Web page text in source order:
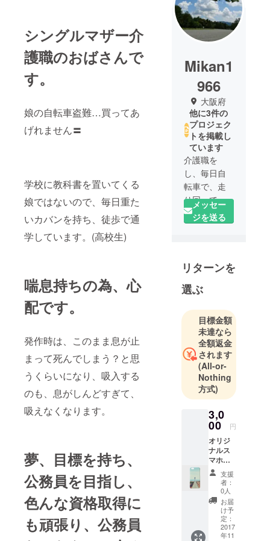
シングルマザー介
護職のおばさんで
す。
娘の自転車盗難…買ってあ
げれません〓
学校に教科書を置いてくる
娘ではないので、毎日重た
いカバンを持ち、徒歩で通
学しています。(高校生)
喘息持ちの為、心
配です。
発作時は、このまま息が止
まって死んでしまう？と思
うくらいになり、吸入する
のも、息がしんどすぎて、
吸えなくなります。
夢、目標を持ち、
公務員を目指し、
色んな資格取得に
も頑張り、公務員
Mikan1
966
大阪府
他に3件の
プロジェク
トを掲載し
ています
介護職を
し、毎日自
転車で、走
り回ってい
るおばさん
です。
取り上げら
に、介護職
す。
が、好きな
のかな…と
思います。
メッセー
ジを送る
リターンを
選ぶ
目標金額
未達なら
全額返金
されます
(All-or-
Nothing
方式)
3,0
00 円
オリジ
ナルス
マホ
ケース
支援
者：
0人
お届
け予
定：
2017
年11